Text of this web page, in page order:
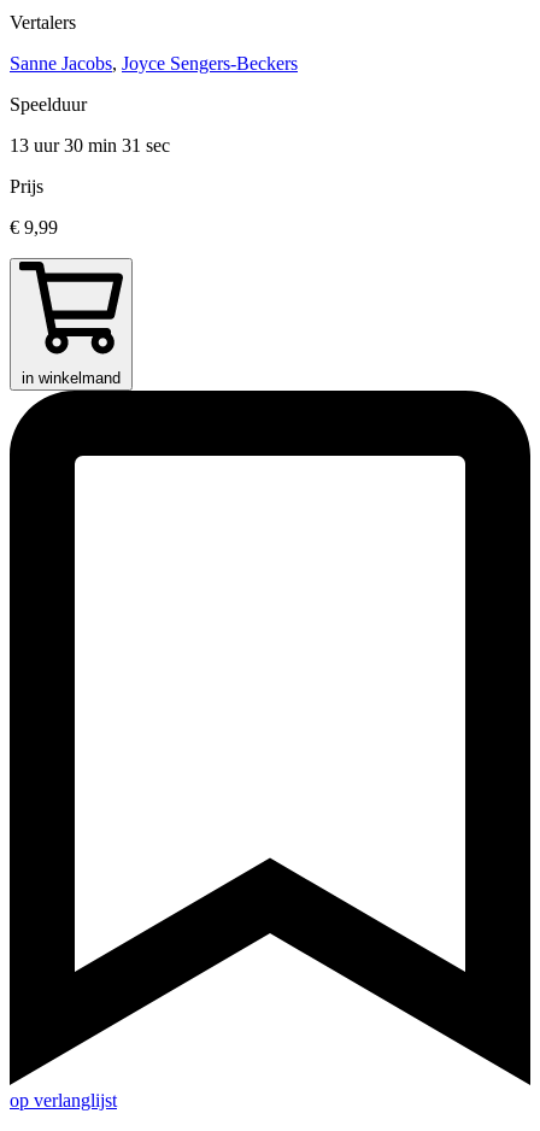
Vertalers
Sanne Jacobs, Joyce Sengers-Beckers
Speelduur
13 uur 30 min 31 sec
Prijs
€ 9,99
in winkelmand
op verlanglijst